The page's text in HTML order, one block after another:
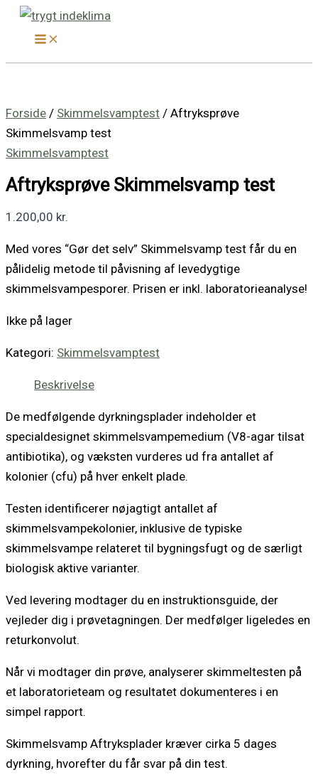
Forside / Skimmelsvamptest / Aftryksprøve
Skimmelsvamp test
Skimmelsvamptest
Aftryksprøve Skimmelsvamp test
1.200,00 kr.
Med vores “Gør det selv” Skimmelsvamp test får du en
pålidelig metode til påvisning af levedygtige
skimmelsvampesporer. Prisen er inkl. laboratorieanalyse!
Ikke på lager
Kategori: Skimmelsvamptest
Beskrivelse
De medfølgende dyrkningsplader indeholder et
specialdesignet skimmelsvampemedium (V8-agar tilsat
antibiotika), og væksten vurderes ud fra antallet af
kolonier (cfu) på hver enkelt plade.
Testen identificerer nøjagtigt antallet af
skimmelsvampekolonier, inklusive de typiske
skimmelsvampe relateret til bygningsfugt og de særligt
biologisk aktive varianter.
Ved levering modtager du en instruktionsguide, der
vejleder dig i prøvetagningen. Der medfølger ligeledes en
returkonvolut.
Når vi modtager din prøve, analyserer skimmeltesten på
et laboratorieteam og resultatet dokumenteres i en
simpel rapport.
Skimmelsvamp Aftryksplader kræver cirka 5 dages
dyrkning, hvorefter du får svar på din test.